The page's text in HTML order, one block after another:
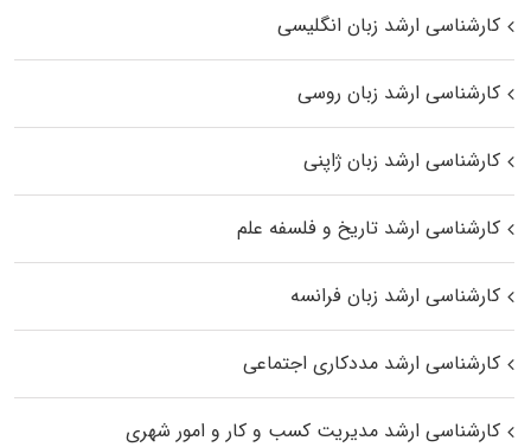
کارشناسی ارشد زبان انگلیسی
کارشناسی ارشد زبان روسی
کارشناسی ارشد زبان ژاپنی
کارشناسی ارشد تاریخ و فلسفه علم
کارشناسی ارشد زبان فرانسه
کارشناسی ارشد مددکاری اجتماعی
کارشناسی ارشد مدیریت کسب و کار و امور شهری